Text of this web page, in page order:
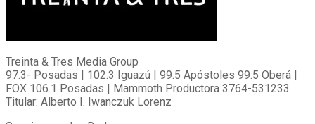
Treinta & Tres Media Group
97.3- Posadas | 102.3 Iguazú | 99.5 Apóstoles 99.5 Oberá |
FOX 106.1 Posadas | Mammoth Productora 3764-531233
Titular: Alberto I. Iwanczuk Lorenz